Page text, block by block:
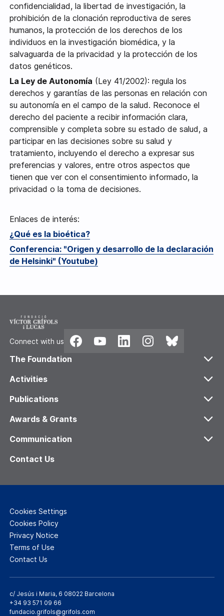
confidencialidad, la libertad de investigación, la
prohibición de la clonación reproductiva de seres
humanos, la protección de los derechos de los
individuos en la investigación biomédica, y la
salvaguarda de la privacidad y la protección de los
datos genéticos.
La Ley de Autonomía (Ley 41/2002): regula los
derechos y garantías de las personas en relación con
su autonomía en el campo de la salud. Reconoce el
derecho del paciente a recibir información clara,
comprensible y completa sobre su estado de salud, a
participar en las decisiones sobre su salud y
tratamiento, incluyendo el derecho a expresar sus
preferencias y valores, entre otros aspectos que
tienen que ver con el consentimiento informado, la
privacidad o la toma de decisiones.
Enlaces de interés:
¿Qué es la bioética?
Conferencia: "Origen y desarrollo de la declaración
de Helsinki" (Youtube)
Connect with us
The Foundation
About Us
What is Bioethics
Víctor Grífols i Lucas
Grifols
Transparency
Activities
Agenda
Training activities
Teaching resources
Colaboraciones
Publications
Publications
Research & Dissemination
Awards & Grants
Research Grants
Ethics and Science Award
Communication
News
Contact Us
Cookies Settings
Cookies Policy
Privacy Notice
Terms of Use
Contact Us
c/ Jesús i Maria, 6 08022 Barcelona
+34 93 571 09 66
fundacio.grifols@grifols.com